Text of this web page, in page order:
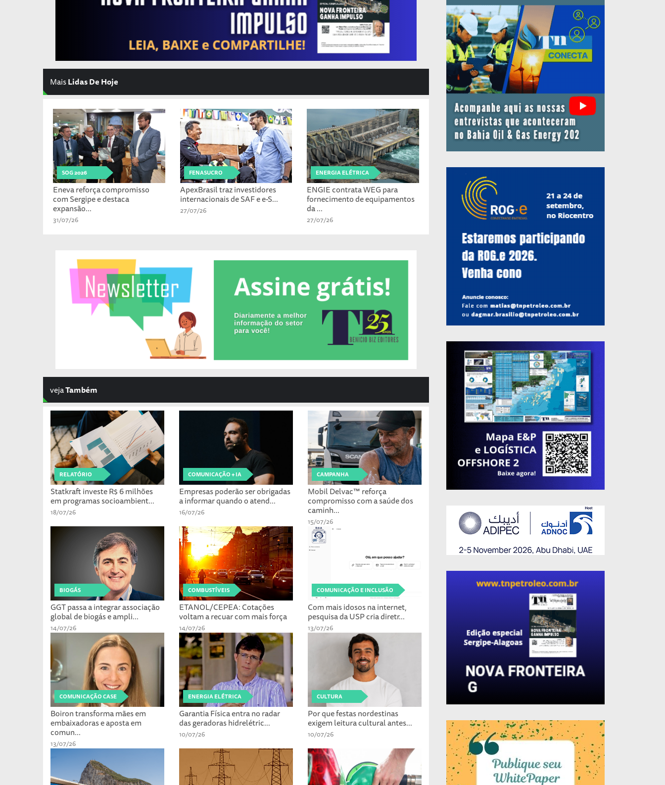
MaisLidas De Hoje
SOG 2026
Eneva reforça compromisso
com Sergipe e destaca
expansão...
31/07/26
FENASUCRO
ApexBrasil traz investidores
internacionais de SAF e e-S...
27/07/26
ENERGIA ELÉTRICA
ENGIE contrata WEG para
fornecimento de equipamentos
da ...
27/07/26
vejaTambém
RELATÓRIO
Statkraft investe R$ 6 milhões
em programas socioambient...
18/07/26
COMUNICAÇÃO + IA
Empresas poderão ser obrigadas
a informar quando o atend...
16/07/26
CAMPANHA
Mobil Delvac™ reforça
compromisso com a saúde dos
caminh...
15/07/26
BIOGÁS
GGT passa a integrar associação
global de biogás e ampli...
14/07/26
COMBUSTÍVEIS
ETANOL/CEPEA: Cotações
voltam a recuar com mais força
14/07/26
COMUNICAÇÃO E INCLUSÃO
Com mais idosos na internet,
pesquisa da USP cria diretr...
13/07/26
COMUNICAÇÃO CASE
Boiron transforma mães em
embaixadoras e aposta em
comun...
13/07/26
ENERGIA ELÉTRICA
Garantia Física entra no radar
das geradoras hidrelétric...
10/07/26
CULTURA
Por que festas nordestinas
exigem leitura cultural antes...
10/07/26